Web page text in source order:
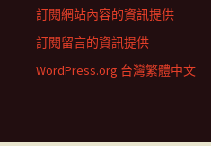
訂閱網站內容的資訊提供
訂閱留言的資訊提供
WordPress.org 台灣繁體中文